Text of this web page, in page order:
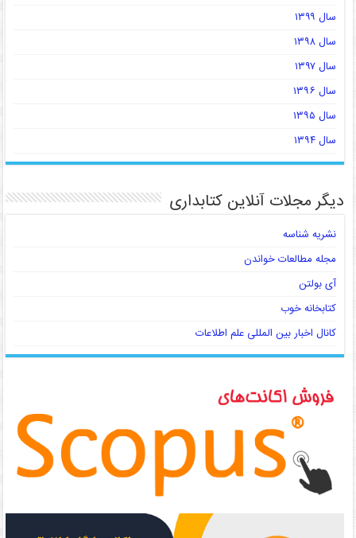
سال ۱۳۹۹
سال ۱۳۹۸
سال ۱۳۹۷
سال ۱۳۹۶
سال ۱۳۹۵
سال ۱۳۹۴
دیگر مجلات آنلاین کتابداری
نشریه شناسه
مجله مطالعات خواندن
آی بولتن
کتابخانه خوب
کانال اخبار بین المللی علم اطلاعات